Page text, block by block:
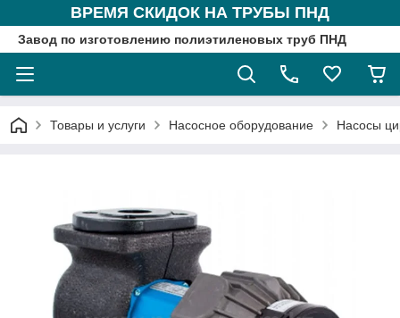
ВРЕМЯ СКИДОК НА ТРУБЫ ПНД
Завод по изготовлению полиэтиленовых труб ПНД
Товары и услуги Насосное оборудование Насосы